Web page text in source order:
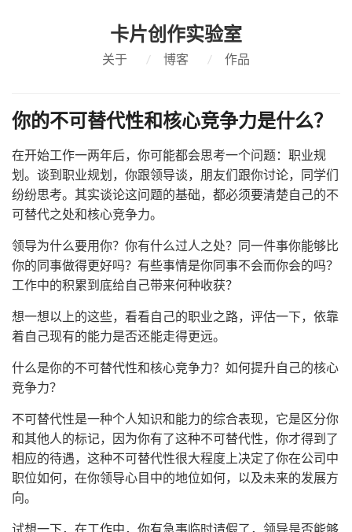
卡片创作实验室
关于 / 博客 / 作品
你的不可替代性和核心竞争力是什么？
在开始工作一两年后，你可能都会思考一个问题：职业规
划。谈到职业规划，你跟领导谈，朋友们跟你讨论，同学们
纷纷思考。其实谈论这问题的基础，都必须要清楚自己的不
可替代之处和核心竞争力。
领导为什么要用你？你有什么过人之处？同一件事你能够比
你的同事做得更好吗？有些事情是你同事不会而你会的吗？
工作中的积累到底给自己带来何种收获？
想一想以上的这些，看看自己的职业之路，评估一下，依靠
着自己现有的能力是否还能走得更远。
什么是你的不可替代性和核心竞争力？如何提升自己的核心
竞争力？
不可替代性是一种个人知识和能力的综合表现，它是区分你
和其他人的标记，因为你有了这种不可替代性，你才得到了
相应的待遇，这种不可替代性很大程度上决定了你在公司中
职位如何，在你领导心目中的地位如何，以及未来的发展方
向。
试想一下，在工作中，你有急事临时请假了，领导是否能够